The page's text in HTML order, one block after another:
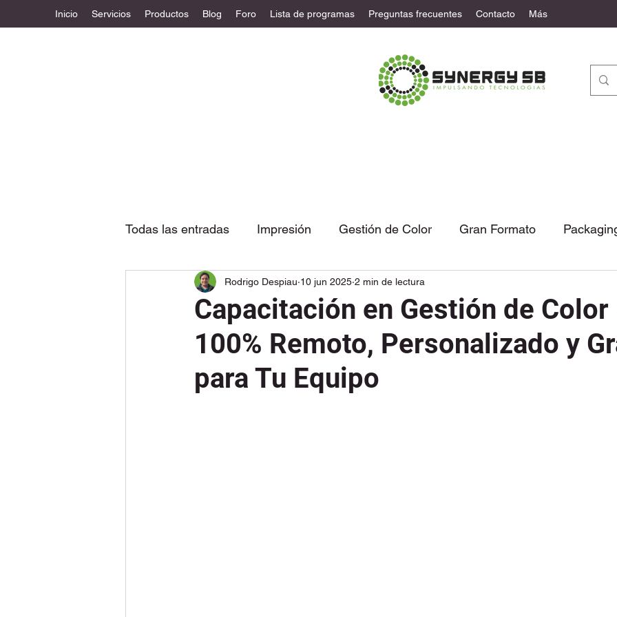
Inicio Servicios Productos Blog Foro Lista de programas Preguntas frecuentes Contacto Más
Todas las entradas Impresión Gestión de Color Gran Formato
Etiquetas Diseño estructural Automatización
Capacitación en Gestión de Color
100% Remoto, Personalizado y
para Tu Equipo
Rodrigo Despiau 10 jun 2025 2 min de lectura